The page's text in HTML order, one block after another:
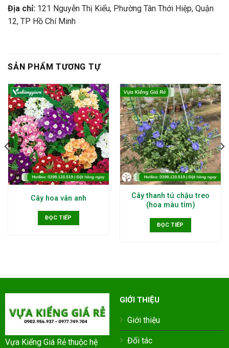
Địa chỉ: 121 Nguyễn Thị Kiểu, Phường Tân Thới Hiệp, Quận
12, TP Hồ Chí Minh
SẢN PHẨM TƯƠNG TỰ
Cây hoa vân anh
ĐỌC TIẾP
Cây thanh tú chậu treo
(hoa màu tím)
ĐỌC TIẾP
Vựa Kiểng Giá Rẻ thuộc hệ
GIỚI THIỆU
Giới thiệu
Đối tác